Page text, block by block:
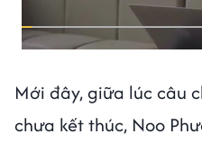
Mới đây, giữa lúc câu
chưa kết thúc, Noo